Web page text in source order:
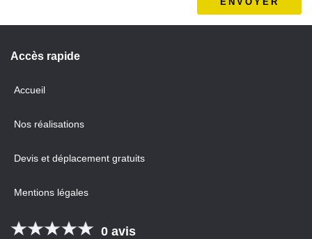
Accès rapide
Accueil
Nos réalisations
Devis et déplacement gratuits
Mentions légales
0 avis